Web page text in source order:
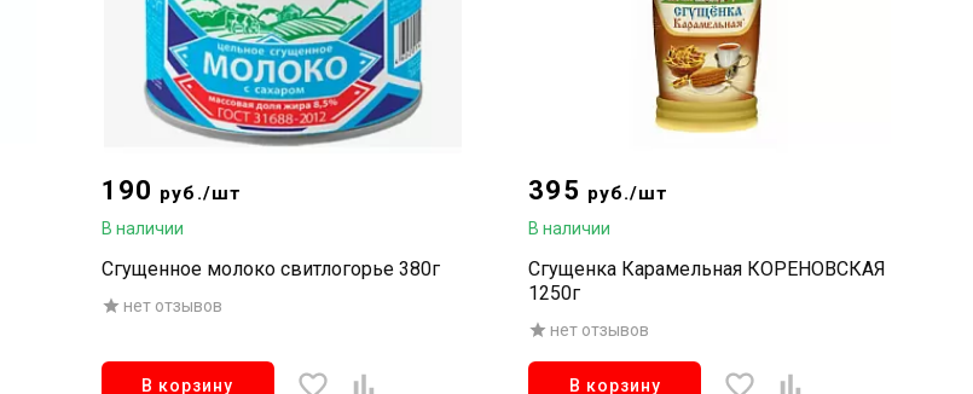
190 руб./шт
В наличии
Сгущенное молоко свитлогорье 380г
нет отзывов
В корзину
395 руб./шт
В наличии
Сгущенка Карамельная КОРЕНОВСКАЯ
1250г
нет отзывов
В корзину